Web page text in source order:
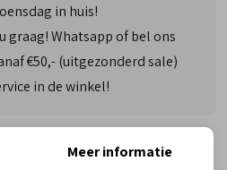
in huis!
graag! Whatsapp of bel ons
€50,- (uitgezonderd sale)
in de winkel!
Meer informatie